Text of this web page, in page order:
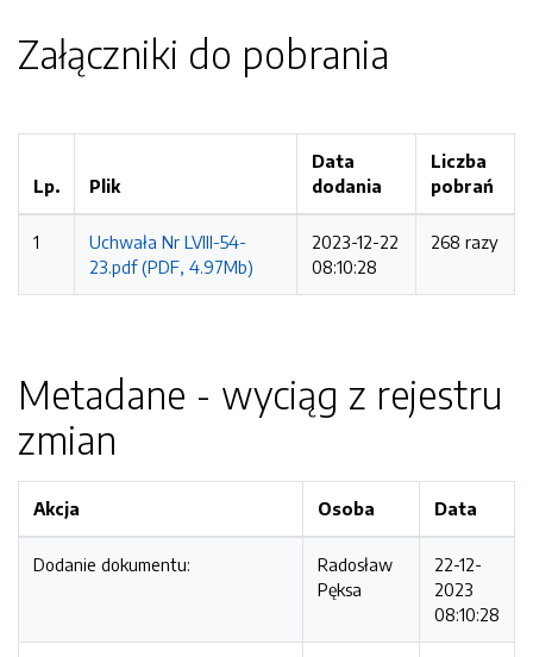
Załączniki do pobrania
Lp. Plik
Data
dodania
Liczba
pobrań
1
Uchwała Nr LVIII-54-
23.pdf (PDF, 4.97Mb)
2023-12-22
08:10:28
268 razy
Metadane - wyciąg z rejestru
zmian
Akcja Osoba Data
Dodanie dokumentu:
Radosław
Pęksa
22-12-
2023
08:10:28